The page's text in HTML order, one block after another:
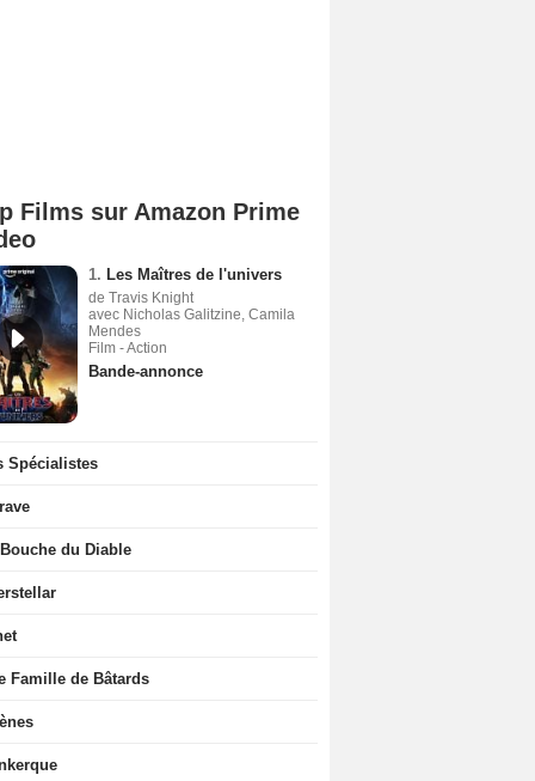
Films sur Amazon Prime
1. Les Maîtres de l'univers
de Travis Knight
avec Nicholas Galitzine, Camila
Mendes
Film - Action
Bande-annonce
Spécialistes
du Diable
Famille de Bâtards